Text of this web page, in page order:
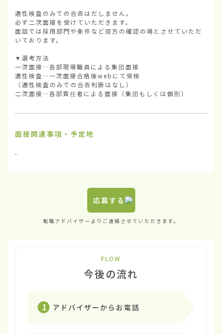
適性検査のみでの合否はだしません。
必ず二次面接を受けていただきます。
面談では採用部門や条件など双方の確認の場とさせていただ
いております。
▼選考方法
一次面接…各部現場職員による集団面接
適性検査…一次面接合格後webにて受検
（適性検査のみでの合否判断はなし）
二次面接…各部責任者による面接（集団もしくは個別）
面接関連事項・予定地
-
応募する
転職アドバイザーよりご連絡させていただきます。
FLOW
今後の流れ
1 アドバイザーからお電話